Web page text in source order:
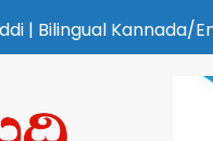
Weekly